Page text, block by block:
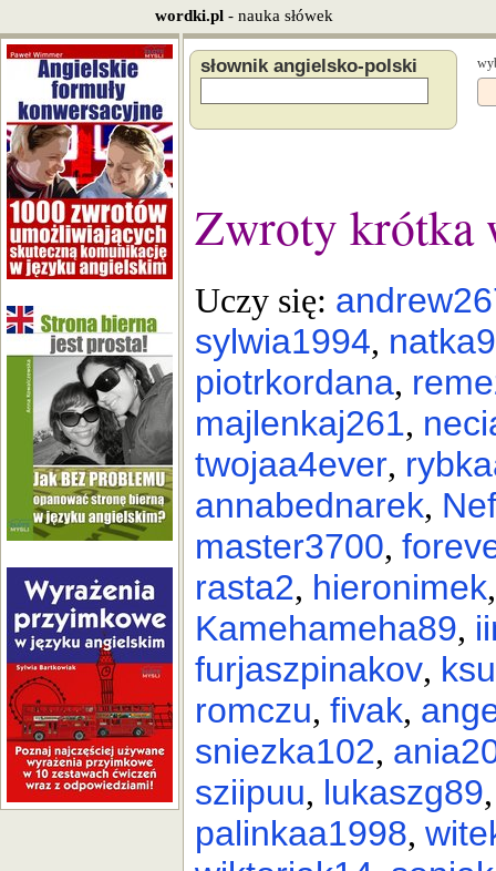
wordki.pl - nauka słówek
słownik angielsko-polski
Zwroty krótka
Uczy się:
sylwia1994,
piotrkordana,
majlenkaj261,
twojaa4ever,
annabednarek,
master3700,
rasta2, hieronimek
Kamehameha89,
furjaszpinakov,
romczu, fivak,
sniezka102,
sziipuu, lukaszg89
palinkaa1998,